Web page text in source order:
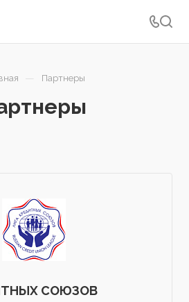
— Партнеры
СОЮЗОВ